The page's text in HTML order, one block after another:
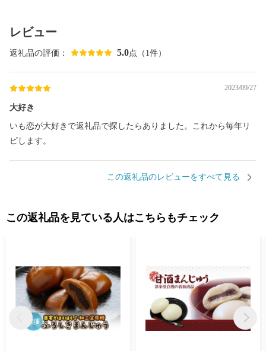
レビュー
返礼品の評価： 5.0点（1件）
2023/09/27
大好き
いも恋が大好きで返礼品で探したらありました。これから毎年リ
ピします。
この返礼品のレビューをすべて見る
この返礼品を見ている人はこちらもチェック